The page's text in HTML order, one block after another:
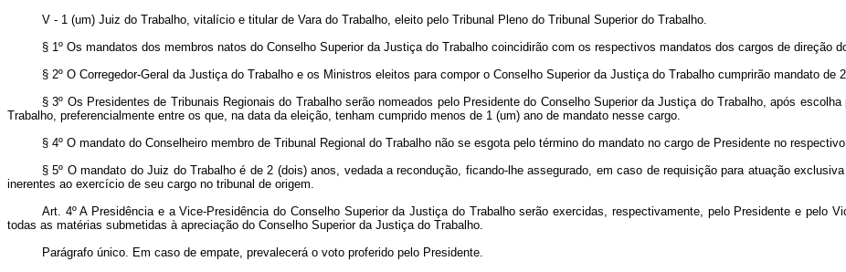
V - 1 (um) Juiz do Trabalho, vitalício e titular de Vara do Trabalho, eleito pelo Tribunal Pleno do Tribunal Superior do Trabalho.
§ 1º Os mandatos dos membros natos do Conselho Superior da Justiça do Trabalho coincidirão com os respectivos mandatos dos cargos de direção
§ 2º O Corregedor-Geral da Justiça do Trabalho e os Ministros eleitos para compor o Conselho Superior da Justiça do Trabalho cumprirão mandato de
§ 3º Os Presidentes de Tribunais Regionais do Trabalho serão nomeados pelo Presidente do Conselho Superior da Justiça do Trabalho, após
Trabalho, preferencialmente entre os que, na data da eleição, tenham cumprido menos de 1 (um) ano de mandato nesse cargo.
§ 4º O mandato do Conselheiro membro de Tribunal Regional do Trabalho não se esgota pelo término do mandato no cargo de Presidente no
§ 5º O mandato do Juiz do Trabalho é de 2 (dois) anos, vedada a recondução, ficando-lhe assegurado, em caso de requisição para atuação
inerentes ao exercício de seu cargo no tribunal de origem.
Art. 4º A Presidência e a Vice-Presidência do Conselho Superior da Justiça do Trabalho serão exercidas, respectivamente, pelo Presidente e pelo
todas as matérias submetidas à apreciação do Conselho Superior da Justiça do Trabalho.
Parágrafo único. Em caso de empate, prevalecerá o voto proferido pelo Presidente.